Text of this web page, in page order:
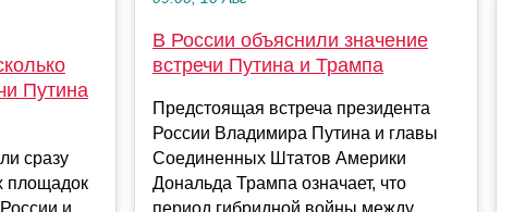
Путина
сразу
площадок
и
В России объяснили значение
встречи Путина и Трампа
Предстоящая встреча президента
России Владимира Путина и главы
Соединенных Штатов Америки
Дональда Трампа означает, что
период гибридной войны между ...